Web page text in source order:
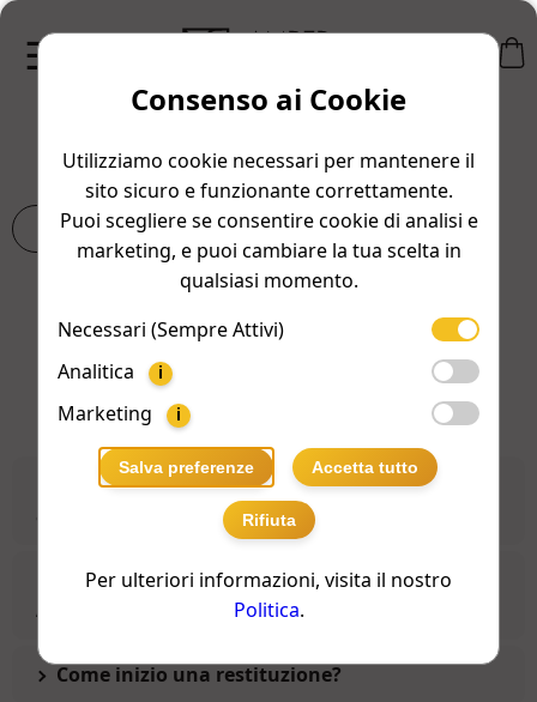
Domande Frequenti
X
Pagamenti
Prodotti Spedizione
Ci sono costi aggiuntivi per restituire un
Come devo prendermi cura dei miei gioielli
Amber Room?
Come inizio una restituzione?
Consenso ai Cookie
Utilizziamo cookie necessari per mantenere il
sito sicuro e funzionante correttamente.
Puoi scegliere se consentire cookie di analisi e
marketing, e puoi cambiare la tua scelta in
qualsiasi momento.
Necessari (Sempre Attivi)
Analitica
i
Marketing i
Salva preferenze Accetta tutto
Rifiuta
Per ulteriori informazioni, visita il nostro
Politica.